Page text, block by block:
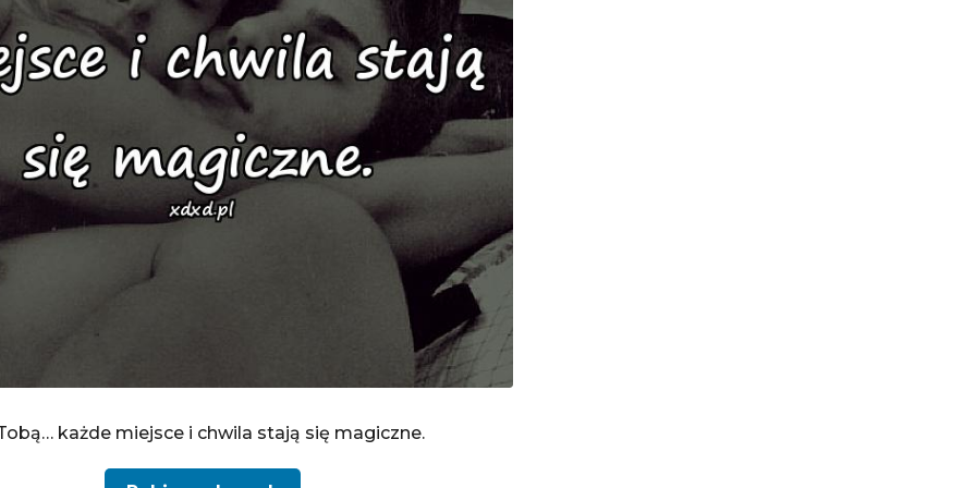
każde miejsce i chwila stają się magiczne.